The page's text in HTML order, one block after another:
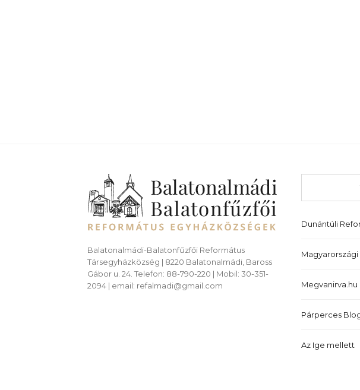
Balatonalmádi-Balatonfűzfői Református
Társegyházközség | 8220 Balatonalmádi, Baross
Gábor u. 24. Telefon: 88-790-220 | Mobil: 30-351-
2094 | email: refalmadi@gmail.com
Dunántúli
Megvanirva.hu
Párperces
Az Ige mellett